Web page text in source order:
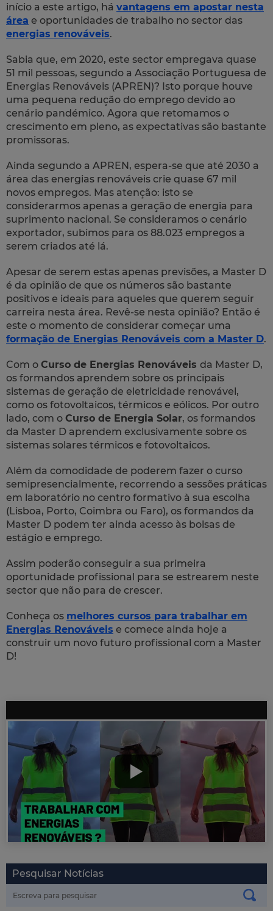
início a este artigo, há vantagens em apostar nesta
área e oportunidades de trabalho no sector das
energias renováveis.
Sabia que, em 2020, este sector empregava quase
51 mil pessoas, segundo a Associação Portuguesa de
Energias Renováveis (APREN)? Isto porque houve
uma pequena redução do emprego devido ao
cenário pandémico. Agora que retomamos o
crescimento em pleno, as expectativas são bastante
promissoras.
Ainda segundo a APREN, espera-se que até 2030 a
área das energias renováveis crie quase 67 mil
novos empregos. Mas atenção: isto se
considerarmos apenas a geração de energia para
suprimento nacional. Se consideramos o cenário
exportador, subimos para os 88.023 empregos a
serem criados até lá.
Apesar de serem estas apenas previsões, a Master D
é da opinião de que os números são bastante
positivos e ideais para aqueles que querem seguir
carreira nesta área. Revê-se nesta opinião? Então é
este o momento de considerar começar uma
formação de Energias Renováveis com a Master D.
Com o Curso de Energias Renováveis da Master D,
os formandos aprendem sobre os principais
sistemas de geração de eletricidade renovável,
como os fotovoltaicos, térmicos e eólicos. Por outro
lado, com o Curso de Energia Solar, os formandos
da Master D aprendem exclusivamente sobre os
sistemas solares térmicos e fotovoltaicos.
Além da comodidade de poderem fazer o curso
semipresencialmente, recorrendo a sessões práticas
em laboratório no centro formativo à sua escolha
(Lisboa, Porto, Coimbra ou Faro), os formandos da
Master D podem ter ainda acesso às bolsas de
estágio e emprego.
Assim poderão conseguir a sua primeira
oportunidade profissional para se estrearem neste
sector que não para de crescer.
Conheça os melhores cursos para trabalhar em
Energias Renováveis e comece ainda hoje a
construir um novo futuro profissional com a Master
D!
Pesquisar Notícias